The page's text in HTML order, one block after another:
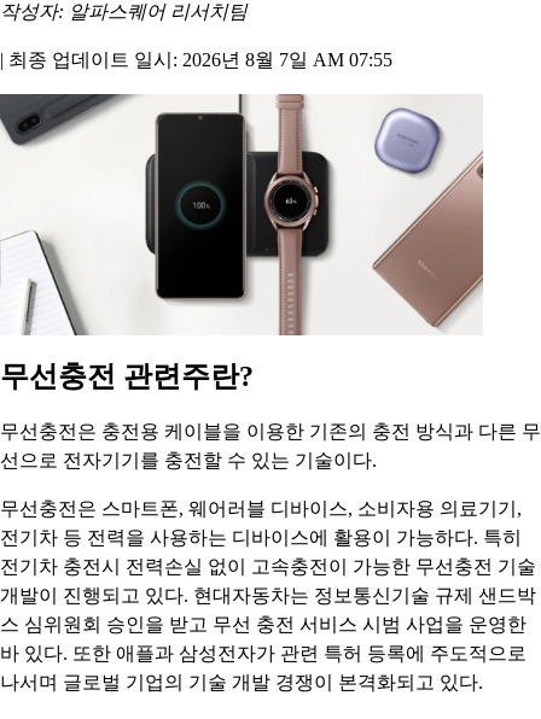
작성자: 알파스퀘어 리서치팀
| 최종 업데이트 일시: 2026년 8월 7일 AM 07:55
무선충전 관련주란?
무선충전은 충전용 케이블을 이용한 기존의 충전 방식과 다른 무
선으로 전자기기를 충전할 수 있는 기술이다.
무선충전은 스마트폰, 웨어러블 디바이스, 소비자용 의료기기,
전기차 등 전력을 사용하는 디바이스에 활용이 가능하다. 특히
전기차 충전시 전력손실 없이 고속충전이 가능한 무선충전 기술
개발이 진행되고 있다. 현대자동차는 정보통신기술 규제 샌드박
스 심위원회 승인을 받고 무선 충전 서비스 시범 사업을 운영한
바 있다. 또한 애플과 삼성전자가 관련 특허 등록에 주도적으로
나서며 글로벌 기업의 기술 개발 경쟁이 본격화되고 있다.